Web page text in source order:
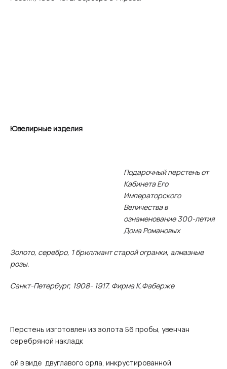
Ювелирные изделия
Подарочный перстень от
Кабинета Его
Императорского
Величества в
ознаменование 300-летия
Дома Романовых
Золото, серебро, 1 бриллиант старой огранки, алмазные
розы.
Санкт-Петербург, 1908- 1917. Фирма К.Фаберже
Перстень изготовлен из золота 56 пробы, увенчан
серебряной накладк
ой в виде двуглавого орла, инкрустированной